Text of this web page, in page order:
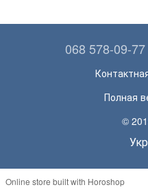
068 578-09-77
Полная
©
Укр
Online store built with Horoshop